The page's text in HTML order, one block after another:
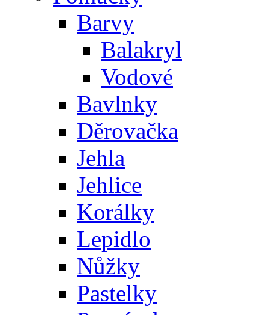
Barvy
Balakryl
Vodové
Bavlnky
Děrovačka
Jehla
Jehlice
Korálky
Lepidlo
Nůžky
Pastelky